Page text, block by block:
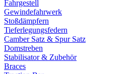
Fahrgestell
Gewindefahrwerk
Stoßdämpfern
Tieferlegungsfedern
Camber Satz & Spur Satz
Domstreben
Stabilisator & Zubehör
Braces